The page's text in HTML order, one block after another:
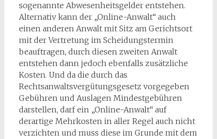
sogenannte Abwesenheitsgelder entstehen.
Alternativ kann der „Online-Anwalt“ auch
einen anderen Anwalt mit Sitz am Gerichtsort
mit der Vertretung im Scheidungstermin
beauftragen, durch diesen zweiten Anwalt
entstehen dann jedoch ebenfalls zusätzliche
Kosten. Und da die durch das
Rechtsanwaltsvergütungsgesetz vorgegeben
Gebühren und Auslagen Mindestgebühren
darstellen, darf ein „Online-Anwalt“ auf
derartige Mehrkosten in aller Regel auch nicht
verzichten und muss diese im Grunde mit dem